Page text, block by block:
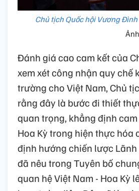
Chủ tịch Quốc hội Vương
Đánh giá cao cam kết của
xem xét công nhận quy chế
trường cho Việt Nam, Chủ
rằng đây là bước đi thiết
quan trọng, khẳng định
Hoa Kỳ trong hiện thực hóa
định hướng chiến lược
đã nêu trong Tuyên bố
quan hệ Việt Nam - Hoa Kỳ